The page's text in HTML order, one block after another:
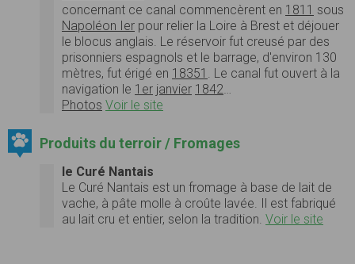
concernant ce canal commencèrent en 1811 sous
Napoléon Ier pour relier la Loire à Brest et déjouer
le blocus anglais. Le réservoir fut creusé par des
prisonniers espagnols et le barrage, d'environ 130
mètres, fut érigé en 18351 . Le canal fut ouvert à la
navigation le 1er janvier 1842…
Photos Voir le site
Produits du terroir / Fromages
le Curé Nantais
Le Curé Nantais est un fromage à base de lait de
vache, à pâte molle à croûte lavée. Il est fabriqué
au lait cru et entier, selon la tradition. Voir le site